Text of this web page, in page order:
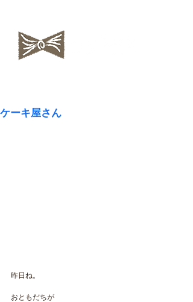
ケーキ屋さん
昨日ね。
おともだちが